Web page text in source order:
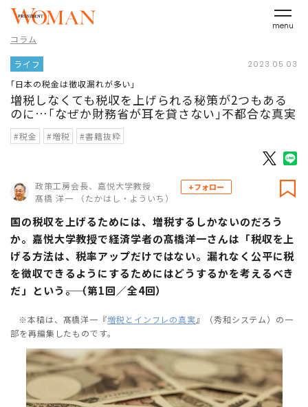
menu
コラム
ライフ 2023.05.03
｢日本の税金は徴収漏れが多い｣
増税しなくても税収を上げられる秘策が2つもある
のに…｢なぜか財務省が耳を貸さない｣不都合な真実
#税金 #増税 #書籍抜粋
政策工房会長、嘉悦大学教授
髙橋 洋一 （たかはし・よういち）
+フォロー
国の税収を上げるためには、増税するしかないのだろう
か。嘉悦大学教授で経済学者の髙橋洋一さんは「税収を上
げる方法は、税率アップだけではない。漏れなく公平に税
を徴収できるようにするためにはどうするかを考えるべき
だ」という――。（第1回／全4回）
※本稿は、髙橋洋一『増税とインフレの真実』（秀和システム）の一
部を再編集したものです。